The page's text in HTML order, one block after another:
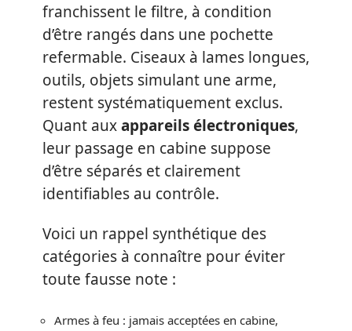
franchissent le filtre, à condition
d’être rangés dans une pochette
refermable. Ciseaux à lames longues,
outils, objets simulant une arme,
restent systématiquement exclus.
Quant auxappareils électroniques,
leur passage en cabine suppose
d’être séparés et clairement
identifiables au contrôle.
Voici un rappel synthétique des
catégories à connaître pour éviter
toute fausse note :
Armes à feu : jamais acceptées en cabine,